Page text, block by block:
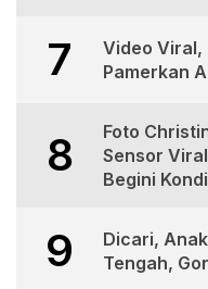
7
Video Viral,
Pamerkan
8
Foto
Sensor
Begini
9
Dicari,
Tengah,